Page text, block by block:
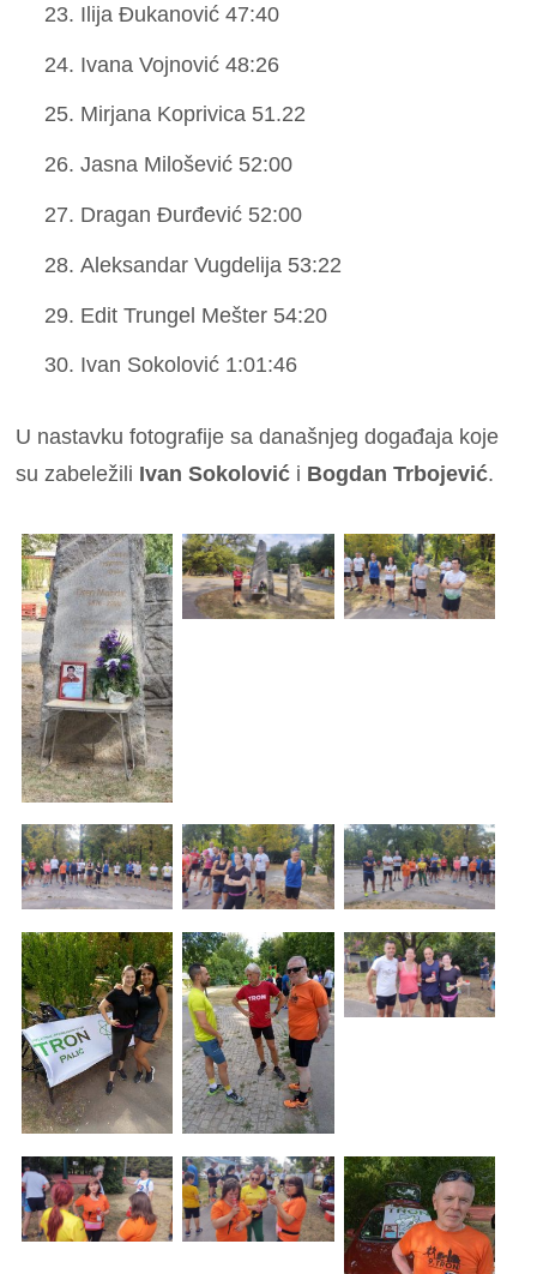
Ilija Đukanović 47:40
Ivana Vojnović 48:26
Mirjana Koprivica 51.22
Jasna Milošević 52:00
Dragan Đurđević 52:00
Aleksandar Vugdelija 53:22
Edit Trungel Mešter 54:20
Ivan Sokolović 1:01:46
U nastavku fotografije sa današnjeg događaja koje
su zabeležili Ivan Sokolović i Bogdan Trbojević.